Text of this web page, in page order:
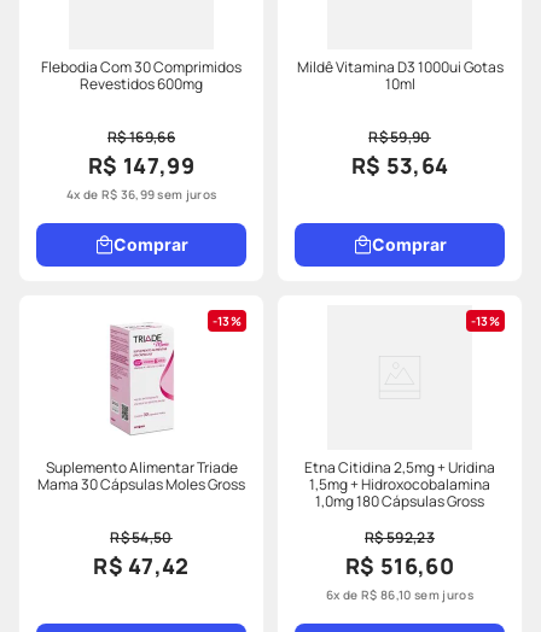
Flebodia Com 30 Comprimidos
Revestidos 600mg
R$ 169,66
R$ 147,99
4x de R$ 36,99sem juros
Comprar
Mildê Vitamina D3 1000ui Gotas
10ml
R$ 59,90
R$ 53,64
Comprar
13%
Suplemento Alimentar Triade
Mama 30 Cápsulas Moles Gross
R$ 54,50
R$ 47,42
13%
Etna Citidina 2,5mg + Uridina
1,5mg + Hidroxocobalamina
1,0mg 180 Cápsulas Gross
R$ 592,23
R$ 516,60
6x deR$ 86,10 sem juros